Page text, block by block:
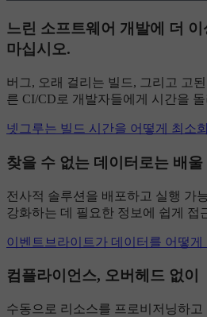
느린 소프트웨어 개발에 더 이
마십시오.
버그, 오래 걸리는 빌드, 그리고 고
른 CI/CD로 개발자들에게 시간을
넷그루는 빌드 시간을 어떻게 최소
찾을 수 없는 데이터로는 배
전사적 솔루션을 배포하고 실행 가
강화하는 데 필요한 정보에 쉽게 접
이벤트브라이트가 데이터를 어떻
컴플라이언스, 오버헤드 없이
수동으로 리소스를 프로비저닝하고